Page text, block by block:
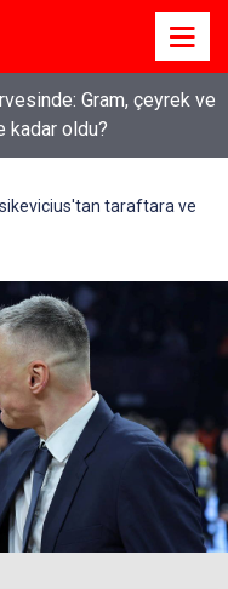
Gram, çeyrek ve
kadar oldu?
taraftara ve